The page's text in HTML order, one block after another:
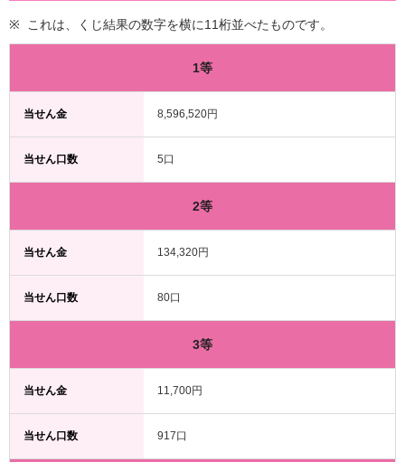
これは、くじ結果の数字を横に11桁並べたものです。
1等
当せん金 8,596,520円
当せん口数 5口
2等
当せん金 134,320円
当せん口数 80口
3等
当せん金 11,700円
当せん口数 917口